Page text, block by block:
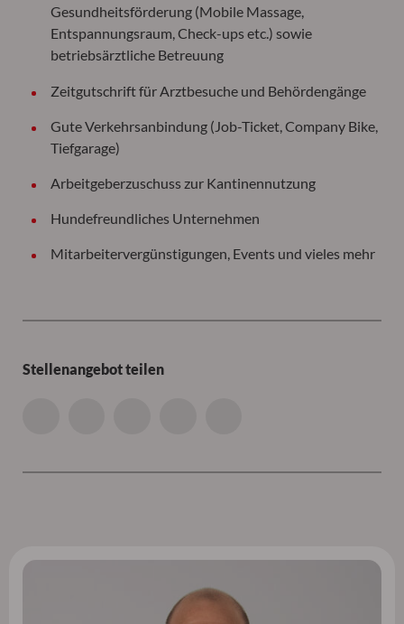
Gesundheitsförderung (Mobile Massage,
Entspannungsraum, Check-ups etc.) sowie
betriebsärztliche Betreuung
Zeitgutschrift für Arztbesuche und Behördengänge
Gute Verkehrsanbindung (Job-Ticket, Company Bike,
Tiefgarage)
Arbeitgeberzuschuss zur Kantinennutzung
Hundefreundliches Unternehmen
Mitarbeitervergünstigungen, Events und vieles mehr
Stellenangebot teilen